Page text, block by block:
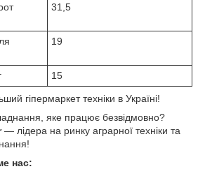
31,5
19
15
гіпермаркет техніки в Україні!
яке працює безвідмовно?
— лідера на ринку аграрної техніки та
нас: